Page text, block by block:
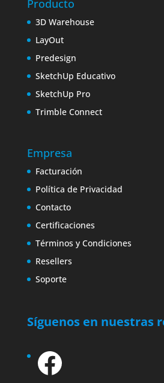
Producto
3D Warehouse
LayOut
Predesign
SketchUp Educativo
SketchUp Pro
Trimble Connect
Empresa
Facturación
Política de Privacidad
Contacto
Certificaciones
Términos y Condiciones
Resellers
Soporte
Síguenos en nuestras
Facebook